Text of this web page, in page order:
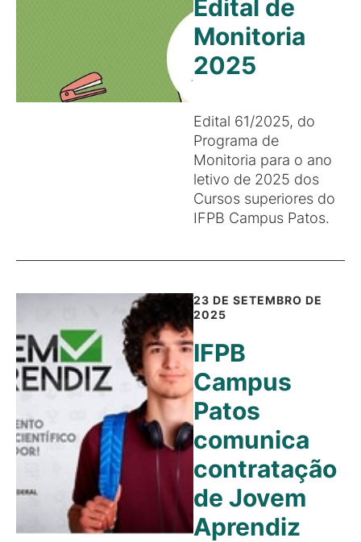
Edital de
Monitoria
2025
Edital 61/2025, do
Programa de
Monitoria para o ano
letivo de 2025 dos
Cursos superiores do
IFPB Campus Patos.
23 DE SETEMBRO DE
2025
IFPB
Campus
Patos
comunica
contratação
de Jovem
Aprendiz